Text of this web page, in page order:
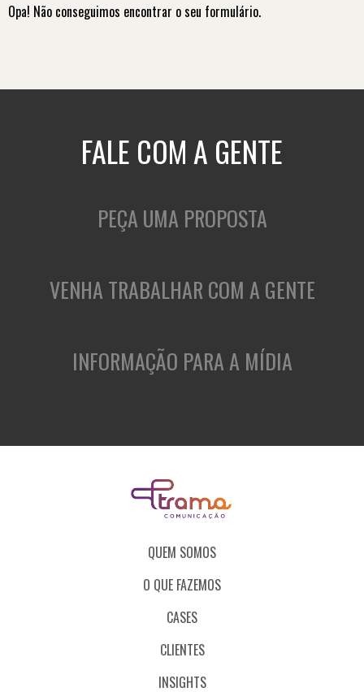
Opa! Não conseguimos encontrar o seu formulário.
FALE COM A GENTE
PEÇA UMA PROPOSTA
VENHA TRABALHAR COM A GENTE
INFORMAÇÃO PARA A MÍDIA
QUEM SOMOS
O QUE FAZEMOS
CASES
CLIENTES
INSIGHTS